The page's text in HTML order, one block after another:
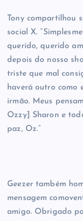
Tony compartilhou
social X.
querido, querido
depois do nosso
triste que mal
haverá outro como
irmão. Meus
Ozzy] Sharon e
paz, Oz.”
Geezer também
mensagem
amigo. Obrigado